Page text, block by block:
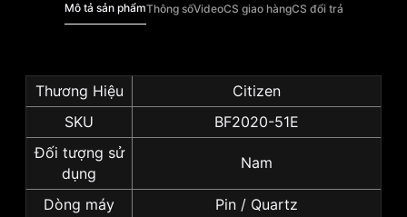
Mô tả sản phẩmThông sốVideoCS giao hàngCS đổi trả
Thương Hiệu
Citizen
SKU
BF2020-51E
Đối tượng sử
dụng
Nam
Dòng máy Pin / Quartz